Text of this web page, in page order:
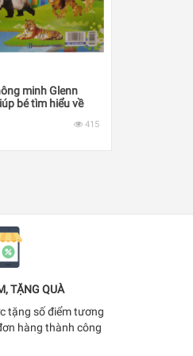
minh Glenn
bé tìm hiểu về
415
TẶNG QUÀ
tặng số điểm tương
hàng thành công